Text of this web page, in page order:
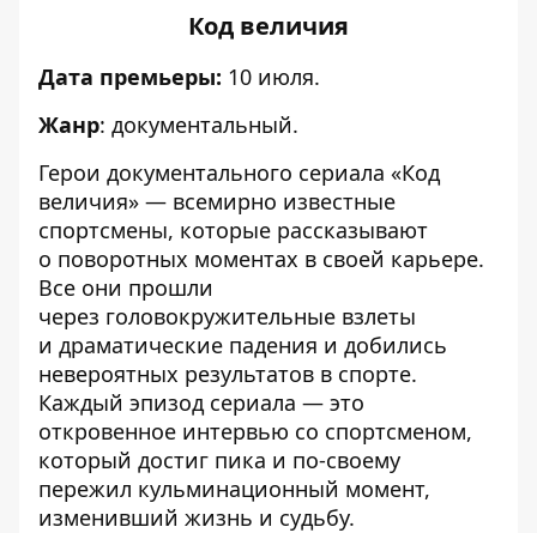
Код величия
Дата премьеры: 10 июля.
Жанр: документальный.
Герои документального сериала «Код
величия» — всемирно известные
спортсмены, которые рассказывают
о поворотных моментах в своей карьере.
Все они прошли
через головокружительные взлеты
и драматические падения и добились
невероятных результатов в спорте.
Каждый эпизод сериала — это
откровенное интервью со спортсменом,
который достиг пика и по-своему
пережил кульминационный момент,
изменивший жизнь и судьбу.